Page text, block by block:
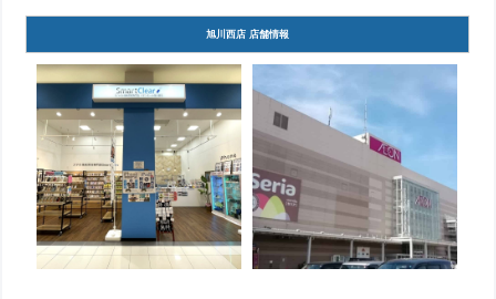
旭川西店 店舗情報